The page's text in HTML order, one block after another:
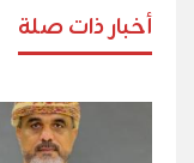
أخبار ذات صلة